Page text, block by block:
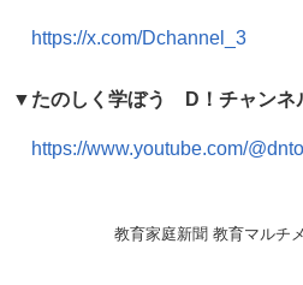
https://x.com/Dchannel_3
▼ たのしく学ぼう D ！チャンネ
https://www.youtube.com/
教育家庭新聞 教育マルチ